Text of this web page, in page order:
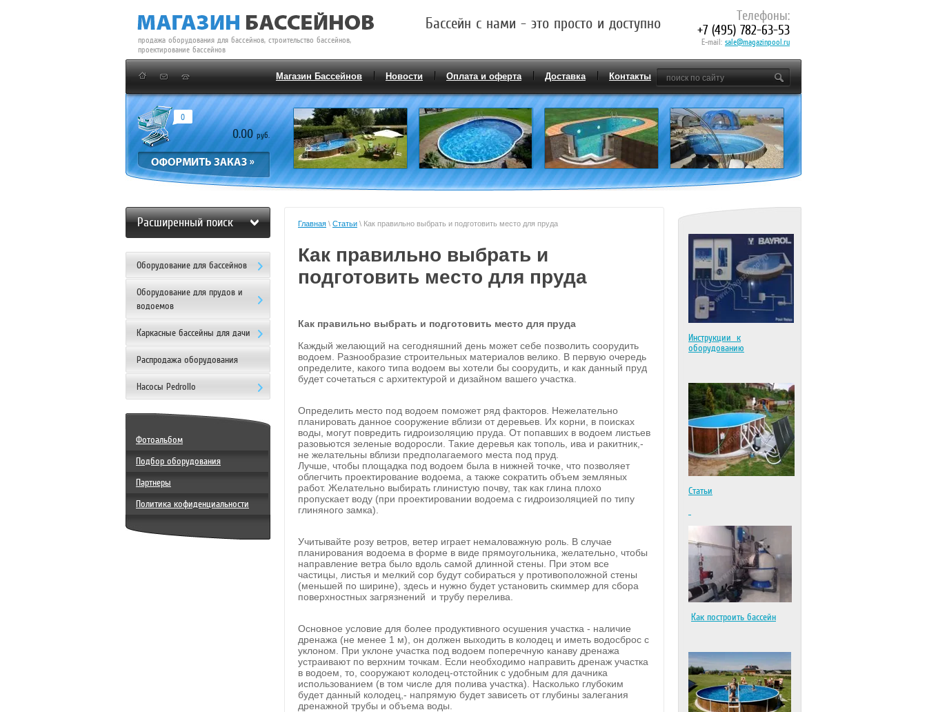
продажа оборудования для бассейнов, строительство бассейнов,
проектирование бассейнов
Бассейн с нами - это просто и доступно
Телефоны:
+7 (495) 782-63-53
E-mail: sale@magazinpool.ru
Магазин Бассейнов Новости Оплата и оферта Доставка Контакты
0.00 руб.
0
Главная \ Статьи \ Как правильно выбрать и подготовить место для пруда
Как правильно выбрать и
подготовить место для пруда
Как правильно выбрать и подготовить место для пруда
Каждый желающий на сегодняшний день может себе позволить соорудить
водоем. Разнообразие строительных материалов велико. В первую очередь
определите, какого типа водоем вы хотели бы соорудить, и как данный пруд
будет сочетаться с архитектурой и дизайном вашего участка.
Определить место под водоем поможет ряд факторов. Нежелательно
планировать данное сооружение вблизи от деревьев. Их корни, в поисках
воды, могут повредить гидроизоляцию пруда. От попавших в водоем листьев
разовьются зеленые водоросли. Такие деревья как тополь, ива и ракитник,-
не желательны вблизи предполагаемого места под пруд.
Лучше, чтобы площадка под водоем была в нижней точке, что позволяет
облегчить проектирование водоема, а также сократить объем земляных
работ. Желательно выбирать глинистую почву, так как глина плохо
пропускает воду (при проектировании водоема с гидроизоляцией по типу
глиняного замка).
Учитывайте розу ветров, ветер играет немаловажную роль. В случае
планирования водоема в форме в виде прямоугольника, желательно, чтобы
направление ветра было вдоль самой длинной стены. При этом все
частицы, листья и мелкий сор будут собираться у противоположной стены
(меньшей по ширине), здесь и нужно будет установить скиммер для сбора
поверхностных загрязнений и трубу перелива.
Основное условие для более продуктивного осушения участка - наличие
дренажа (не менее 1 м), он должен выходить в колодец и иметь водосброс с
уклоном. При уклоне участка под водоем поперечную канаву дренажа
устраивают по верхним точкам. Если необходимо направить дренаж участка
в водоем, то, сооружают колодец-отстойник с удобным для дачника
использованием (в том числе для полива участка). Насколько глубоким
будет данный колодец,- напрямую будет зависеть от глубины залегания
дренажной трубы и объема воды.
Расширенный поиск
Оборудование для бассейнов
Оборудование для прудов и
водоемов
Каркасные бассейны для дачи
Распродажа оборудования
Насосы Pedrollo
Фотоальбом
Подбор оборудования
Партнеры
Политика кофиденциальности
Инструкции к
оборудованию
Статьи
Как построить бассейн